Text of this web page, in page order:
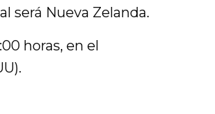
será Nueva Zelanda.
horas, en el